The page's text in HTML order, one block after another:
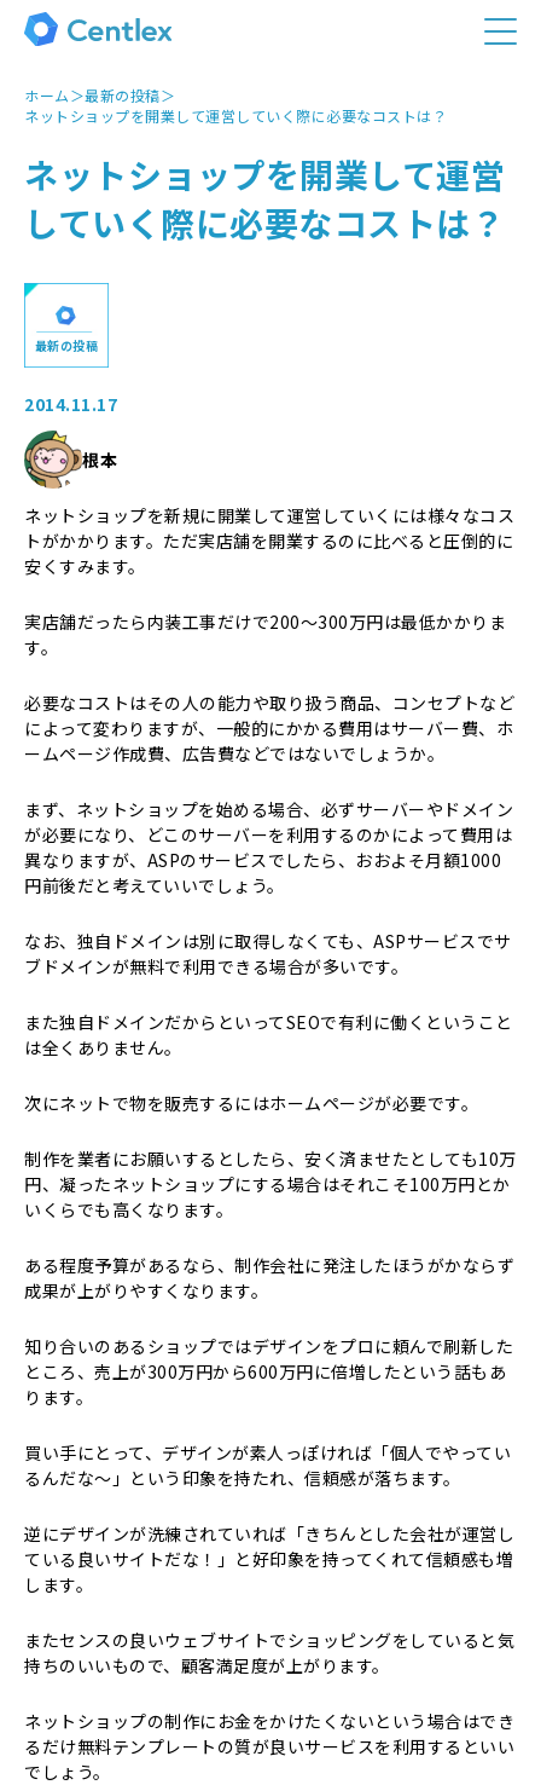
ホーム＞最新の投稿＞
ネットショップを開業して運営していく際に必要なコストは？
ネットショップを開業して運営
していく際に必要なコストは？
最新の投稿
2014.11.17
根本
ネットショップを新規に開業して運営していくには様々なコス
トがかかります。ただ実店舗を開業するのに比べると圧倒的に
安くすみます。
実店舗だったら内装工事だけで200〜300万円は最低かかりま
す。
必要なコストはその人の能力や取り扱う商品、コンセプトなど
によって変わりますが、一般的にかかる費用はサーバー費、ホ
ームページ作成費、広告費などではないでしょうか。
まず、ネットショップを始める場合、必ずサーバーやドメイン
が必要になり、どこのサーバーを利用するのかによって費用は
異なりますが、ASPのサービスでしたら、おおよそ月額1000
円前後だと考えていいでしょう。
なお、独自ドメインは別に取得しなくても、ASPサービスでサ
ブドメインが無料で利用できる場合が多いです。
また独自ドメインだからといってSEOで有利に働くということ
は全くありません。
次にネットで物を販売するにはホームページが必要です。
制作を業者にお願いするとしたら、安く済ませたとしても10万
円、凝ったネットショップにする場合はそれこそ100万円とか
いくらでも高くなります。
ある程度予算があるなら、制作会社に発注したほうがかならず
成果が上がりやすくなります。
知り合いのあるショップではデザインをプロに頼んで刷新した
ところ、売上が300万円から600万円に倍増したという話もあ
ります。
買い手にとって、デザインが素人っぽければ「個人でやってい
るんだな〜」という印象を持たれ、信頼感が落ちます。
逆にデザインが洗練されていれば「きちんとした会社が運営し
ている良いサイトだな！」と好印象を持ってくれて信頼感も増
します。
またセンスの良いウェブサイトでショッピングをしていると気
持ちのいいもので、顧客満足度が上がります。
ネットショップの制作にお金をかけたくないという場合はでき
るだけ無料テンプレートの質が良いサービスを利用するといい
でしょう。